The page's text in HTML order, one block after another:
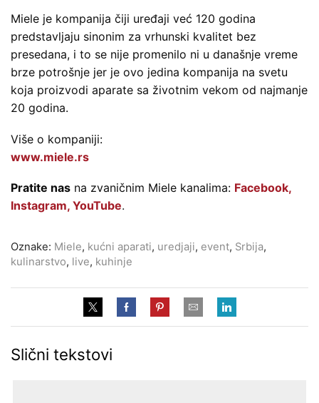
Miele je kompanija čiji uređaji već 120 godina
predstavljaju sinonim za vrhunski kvalitet bez
presedana, i to se nije promenilo ni u današnje vreme
brze potrošnje jer je ovo jedina kompanija na svetu
koja proizvodi aparate sa životnim vekom od najmanje
20 godina.
Više o kompaniji:
www.miele.rs
Pratite nas na zvaničnim Miele kanalima: Facebook,
Instagram, YouTube.
Oznake: Miele, kućni aparati, uredjaji, event, Srbija,
kulinarstvo, live, kuhinje
Slični tekstovi